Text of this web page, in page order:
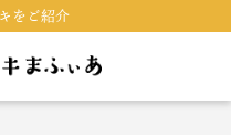
をご紹介